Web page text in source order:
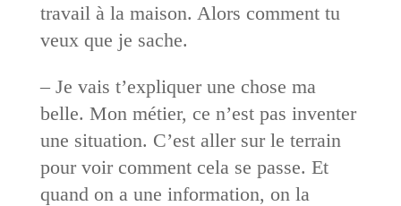
travail à la maison. Alors comment tu
veux que je sache.
– Je vais t’expliquer une chose ma
belle. Mon métier, ce n’est pas inventer
une situation. C’est aller sur le terrain
pour voir comment cela se passe. Et
quand on a une information, on la